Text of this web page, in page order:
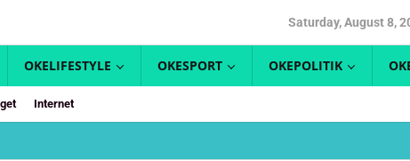
Saturday, August 8,
OKELIFESTYLE OKESPORT OKEPOLITIK
Internet